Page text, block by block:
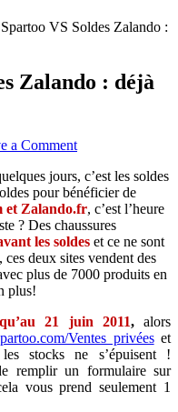
VS Soldes Zalando :
Zalando : déjà
a Comment
jours, c’est les soldes
pour bénéficier de
et Zalando.fr, c’est l’heure
? Des chaussures
les soldes et ce ne sont
deux sites vendent des
plus de 7000 produits en
plus!
21 juin 2011,alors
Ventes privéeset
stocks ne s’épuisent !
remplir un formulaire sur
vous prend seulement 1